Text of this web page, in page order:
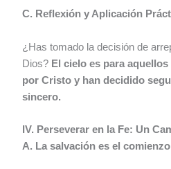
C. Reflexión y Aplicación
¿Has tomado la decisión de
Dios? El cielo es para
por Cristo y han decidido
sincero.
IV. Perseverar en la Fe: Un
A. La salvación es el